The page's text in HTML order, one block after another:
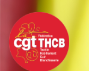
contenu
principal